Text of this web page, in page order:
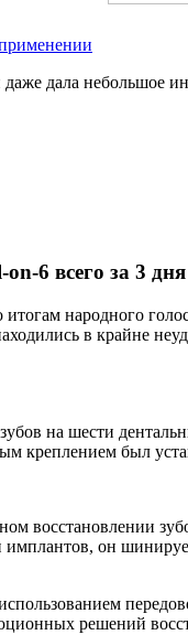
дала небольшое
6 всего за 3 дня
народного
в крайне
на шести
креплением был
восстановлении
имплантов, он
решений